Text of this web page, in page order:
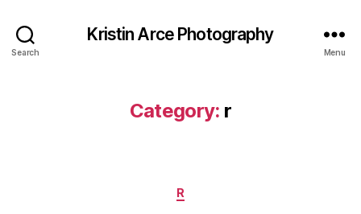
Search
Kristin Arce Photography
Menu
Category: r
Categories
R